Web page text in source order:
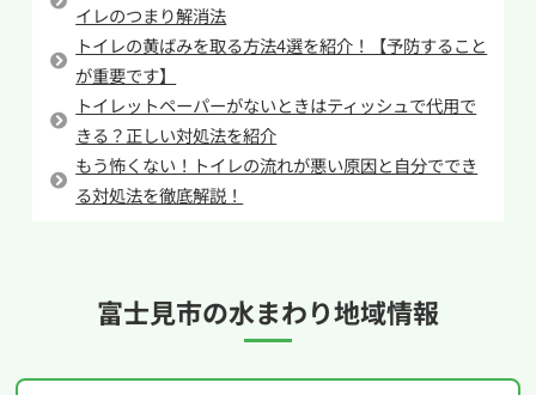
こうしたトイレの水位異常はトラブルの前兆か
もしれません。放置すればトイレが使えなくなっ
たり、悪臭や汚水が溢れる原因にもなりかねませ
ん。早めに原因を見極めて適切に対処しましょ
う。無理に自己対処して事態を悪化させるより、
水まわり専門の業者に相談して安全に問題を解決
することをおすすめします。
イレのつまり解消法
トイレの黄ばみを取る方法4選を紹介！【予防すること
が重要です】
トイレットペーパーがないときはティッシュで代用で
きる？正しい対処法を紹介
もう怖くない！トイレの流れが悪い原因と自分ででき
る対処法を徹底解説！
富士見市の水まわり地域情報